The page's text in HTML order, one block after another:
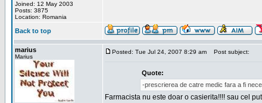
Joined: 12 May 2003
Posts: 3875
Location: Romania
Back to top
marius
Marius
Posted: Tue Jul 24, 2007 8:29 am Post subject:
Quote:
-prescrierea de catre medic fara a fi
Farmacista nu este doar o casierita!!!! sau cel